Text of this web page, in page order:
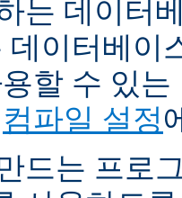
는 데이터
데이터베이
할 수 있
컴파일 설정
드는 프로